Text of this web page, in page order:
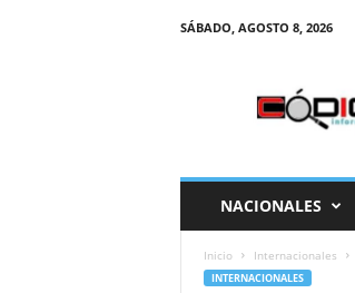
SÁBADO, AGOSTO 8, 2026
NACIONALES
Inicio Internacionales
INTERNACIONALES